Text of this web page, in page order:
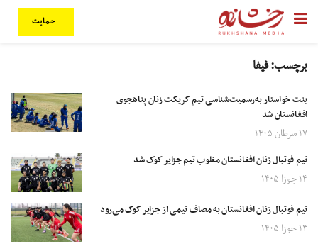
حمایت
برچسب:فیفا
بنت خواستار به‌رسمیت‌شناسی تیم کریکت زنان پناهجوی
افغانستان شد
۱۷ سرطان ۱۴۰۵
تیم فوتبال زنان افغانستان مغلوب تیم جزایر کوک شد
۱۴ جوزا ۱۴۰۵
تیم فوتبال زنان افغانستان به مصاف تیمی از جزایر کوک می‌رود
۱۳ جوزا ۱۴۰۵